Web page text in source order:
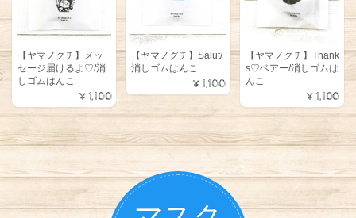
【ヤマノグチ】メッ
セージ届けるよ♡/消
しゴムはんこ
¥1,100
【ヤマノグチ】Salut/
消しゴムはんこ
¥1,100
【ヤマノグチ】Thank
s♡ベアー/消しゴムは
んこ
¥1,100